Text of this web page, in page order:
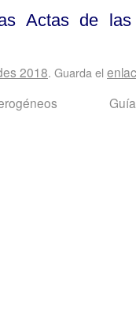
Actas de
2018. Guarda el